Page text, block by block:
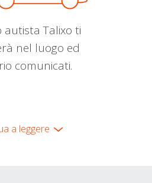
autista Talixo ti
nel luogo ed
comunicati.
a leggere